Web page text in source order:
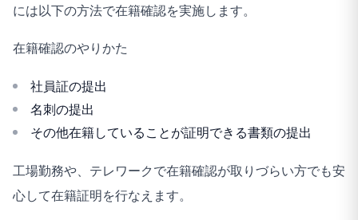
には以下の方法で在籍確認を実施します。
在籍確認のやりかた
社員証の提出
名刺の提出
その他在籍していることが証明できる書類の提出
工場勤務や、テレワークで在籍確認が取りづらい方でも安
心して在籍証明を行なえます。